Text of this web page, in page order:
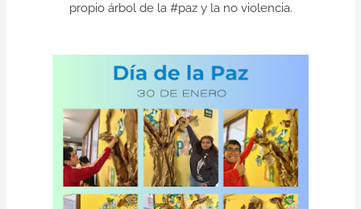
propio árbol de la #pazy la no violencia.